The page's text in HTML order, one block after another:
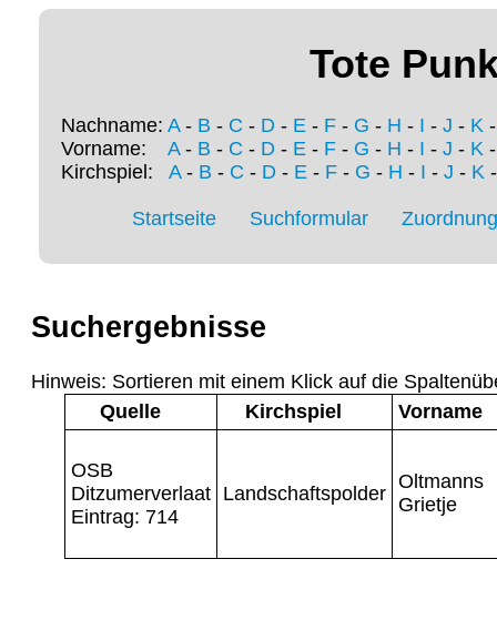
Tote
Nachname: A- B - C - D - E - F - G - H - I - J - K
Vorname: A- B - C - D - E - F - G - H - I - J - K
Kirchspiel: A- B - C - D- E- F- G - H - I - J - K
Startseite Suchformular
Suchergebnisse
Hinweis: Sortieren mit einem Klick auf die
Quelle
Kirchspiel Vorname
OSB
Ditzumerverlaat
Eintrag: 714
Landschaftspolder
Oltmanns
Grietje